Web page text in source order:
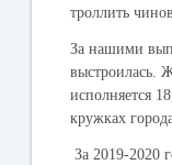
троллить
За нашими
выстроилась.
исполняется
кружках
За 2019-2020